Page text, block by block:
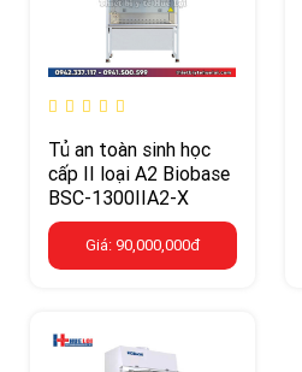
Tủ an toàn sinh học
cấp II loại A2 Biobase
BSC-1300IIA2-X
Giá: 90,000,000đ